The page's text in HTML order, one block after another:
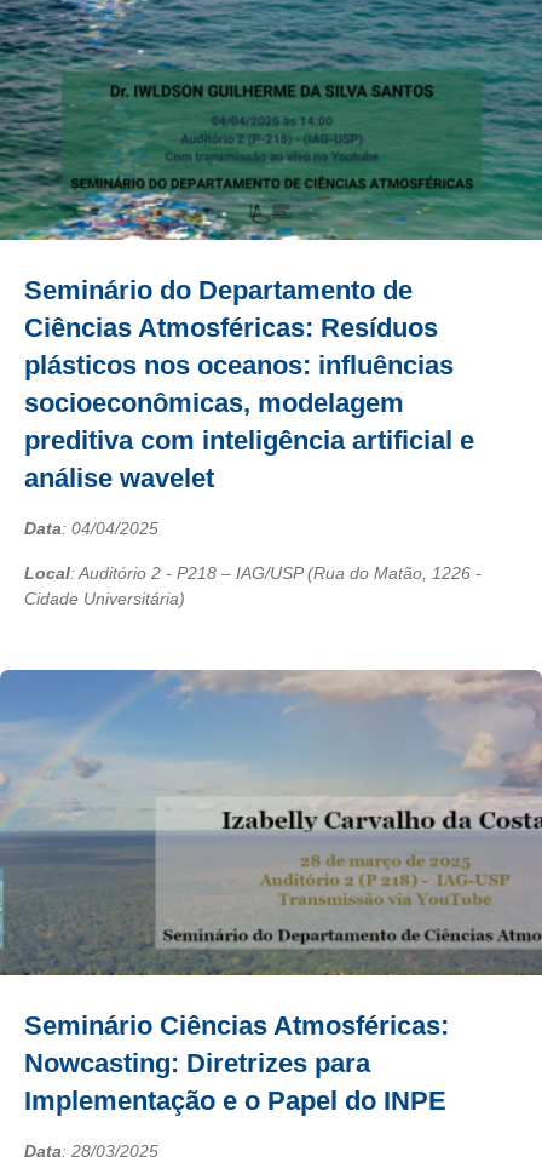
Seminário do Departamento de
Ciências Atmosféricas: Resíduos
plásticos nos oceanos: influências
socioeconômicas, modelagem
preditiva com inteligência artificial e
análise wavelet
Data: 04/04/2025
Local: Auditório 2 - P218 – IAG/USP (Rua do Matão, 1226 -
Cidade Universitária)
Seminário Ciências Atmosféricas:
Nowcasting: Diretrizes para
Implementação e o Papel do INPE
Data: 28/03/2025